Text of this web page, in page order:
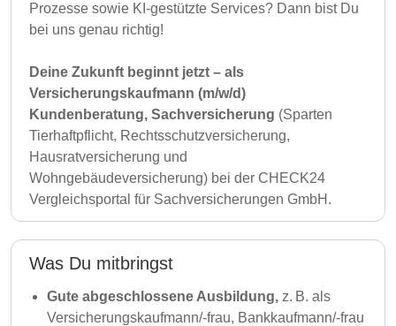
Prozesse sowie KI-gestützte Services? Dann bist Du
bei uns genau richtig!
Deine Zukunft beginnt jetzt – als
Versicherungskaufmann (m/w/d)
Kundenberatung, Sachversicherung (Sparten
Tierhaftpflicht, Rechtsschutzversicherung,
Hausratversicherung und
Wohngebäudeversicherung) bei der CHECK24
Vergleichsportal für Sachversicherungen GmbH.
Was Du mitbringst
Gute abgeschlossene Ausbildung, z. B. als
Versicherungskaufmann/-frau, Bankkaufmann/-frau